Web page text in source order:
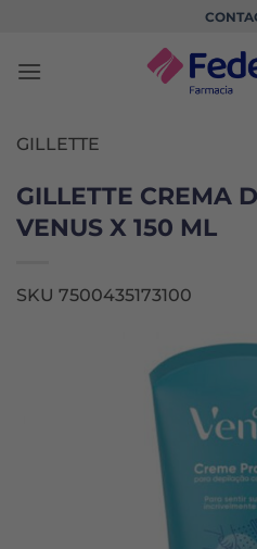
contenido
GILLETTE
GILLETTE CREMA
VENUS X 150 ML
SKU 7500435173100